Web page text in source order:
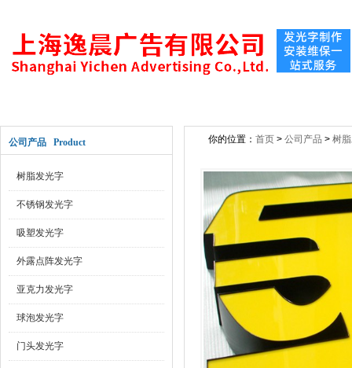
公司产品 Product
树脂发光字
不锈钢发光字
吸塑发光字
外露点阵发光字
亚克力发光字
球泡发光字
门头发光字
你的位置： 首页 > 公司产品 > 树